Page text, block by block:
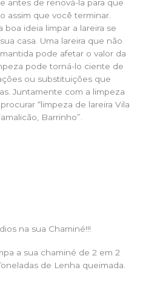
antes de renová-la para que
assim que você terminar.
boa ideia limpar a lareira se
casa. Uma lareira que não
pode afetar o valor da
pode torná-lo ciente de
ou substituições que
Juntamente com a limpeza
“limpeza de lareira Vila
Barrinho”.
na sua Chaminé!!!
a sua chaminé de 2 em 2
de Lenha queimada.